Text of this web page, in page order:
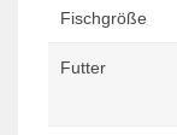
Fischgröße
Futter